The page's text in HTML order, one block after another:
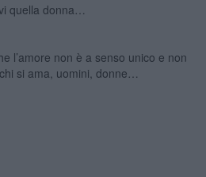
quella donna…
l’amore non è a senso unico e non
si ama, uomini, donne…